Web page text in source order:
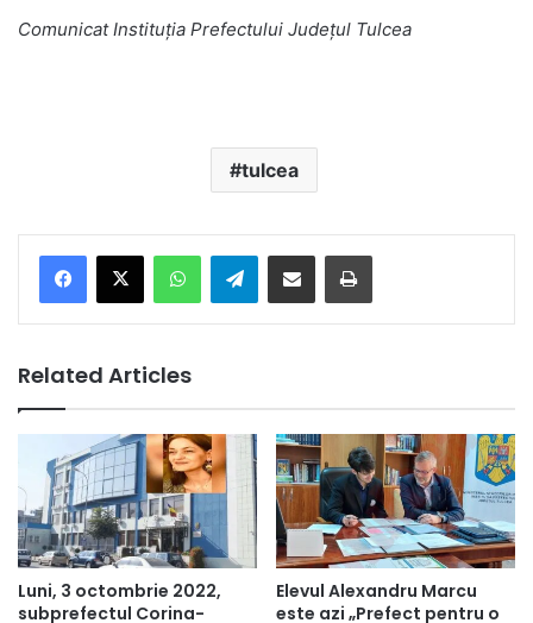
Comunicat Instituția Prefectului Județul Tulcea
tulcea
Telegram
Related Articles
Luni, 3 octombrie 2022,
subprefectul Corina-
Elevul Alexandru Marcu
este azi „Prefect pentru o